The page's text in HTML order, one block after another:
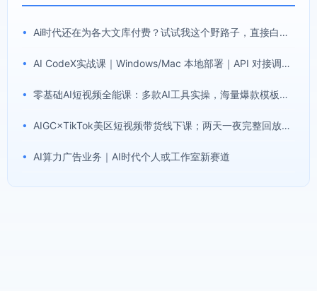
• Ai时代还在为各大文库付费？试试我这个野路子，直接白嫖各大文库！
• AI CodeX实战课｜Windows/Mac 本地部署｜API 对接调通｜Skill 自制｜漫剧剪辑｜网站 VR 项目｜AI项目落地全教程
• 零基础AI短视频全能课：多款AI工具实操，海量爆款模板搭配剪辑带货全流程
• AIGC×TikTok美区短视频带货线下课；两天一夜完整回放，12小时高清视频收录头部操盘手全流程教学
• AI算力广告业务｜AI时代个人或工作室新赛道